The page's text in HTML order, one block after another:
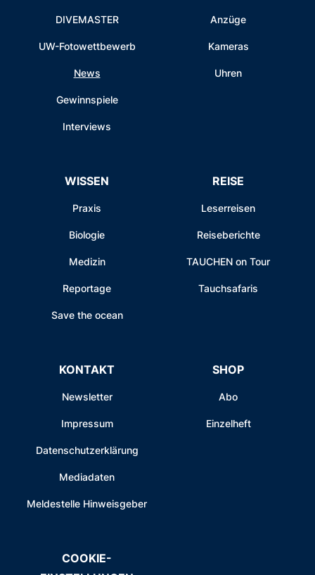
DIVEMASTER
UW-Fotowettbewerb
News
Gewinnspiele
Interviews
Anzüge
Kameras
Uhren
WISSEN
Praxis
Biologie
Medizin
Reportage
Save the ocean
REISE
Leserreisen
Reiseberichte
TAUCHEN on Tour
Tauchsafaris
KONTAKT
Newsletter
Impressum
Datenschutzerklärung
Mediadaten
Meldestelle Hinweisgeber
SHOP
Abo
Einzelheft
COOKIE-